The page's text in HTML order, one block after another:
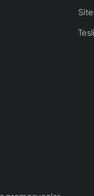
Site